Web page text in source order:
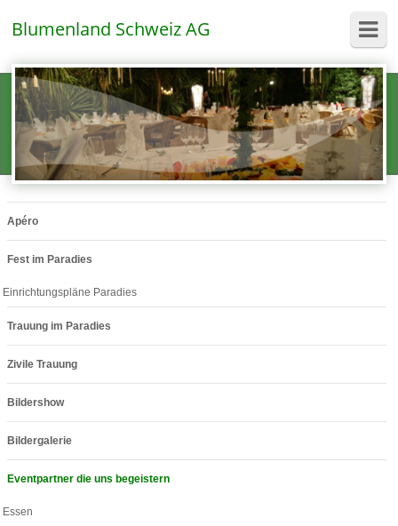
Blumenland Schweiz AG
Apéro
Fest im Paradies
Einrichtungspläne Paradies
Trauung im Paradies
Zivile Trauung
Bildershow
Bildergalerie
Eventpartner die uns begeistern
Essen